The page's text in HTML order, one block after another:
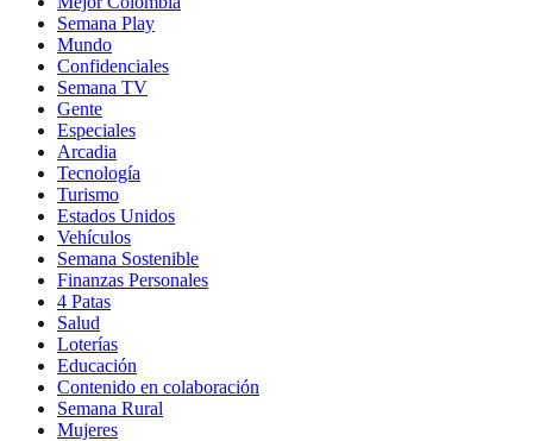
Semana Play
Mundo
Confidenciales
Semana TV
Gente
Especiales
Arcadia
Tecnología
Turismo
Estados Unidos
Vehículos
Semana Sostenible
Finanzas Personales
4 Patas
Salud
Loterías
Educación
Contenido en colaboración
Semana Rural
Mujeres